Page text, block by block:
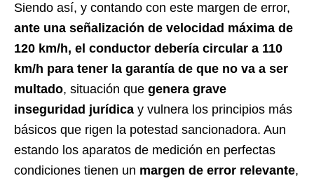
Siendo así, y contando con este margen de error,
ante una señalización de velocidad máxima de
120 km/h, el conductor debería circular a 110
km/h para tener la garantía de que no va a ser
multado, situación que genera grave
inseguridad jurídica y vulnera los principios más
básicos que rigen la potestad sancionadora. Aun
estando los aparatos de medición en perfectas
condiciones tienen un margen de error relevante,